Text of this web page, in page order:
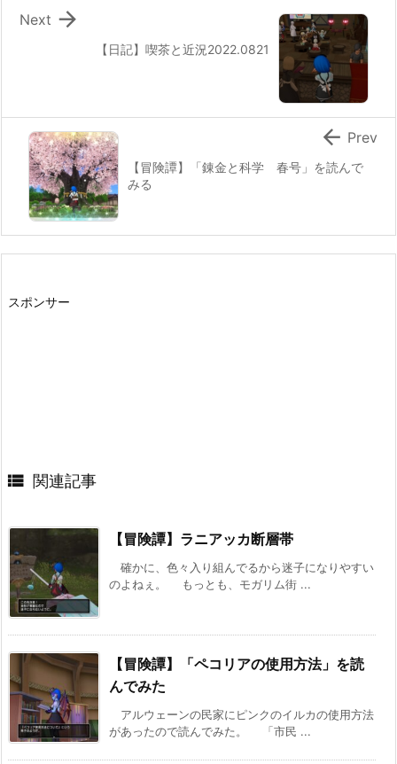
【日記】喫茶と近況2022.0821

Next
【冒険譚】「錬金と科学 春号」を読んで
みる
 Prev
スポンサー
 関連記事
【冒険譚】ラニアッカ断層帯
確かに、色々入り組んでるから迷子になりやすい
のよねぇ。 もっとも、モガリム街 ...
【冒険譚】「ペコリアの使用方法」を読
んでみた
アルウェーンの民家にピンクのイルカの使用方法
があったので読んでみた。 「市民 ...